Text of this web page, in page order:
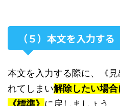
（５）本文を入力する
本文を入力する際に、《
れてしまい解除したい場
《標準》 に戻しましょう。